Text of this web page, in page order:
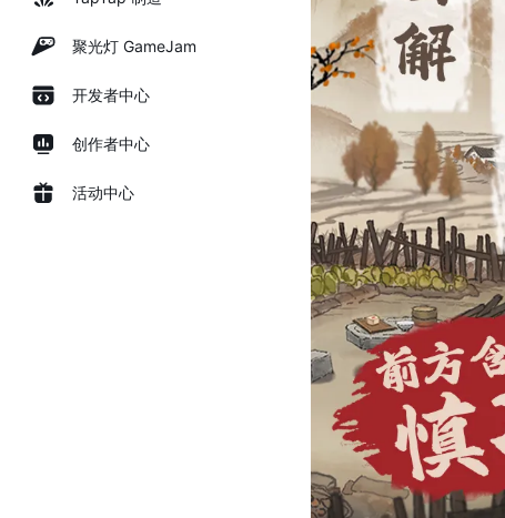
聚光灯 GameJam
开发者中心
创作者中心
活动中心